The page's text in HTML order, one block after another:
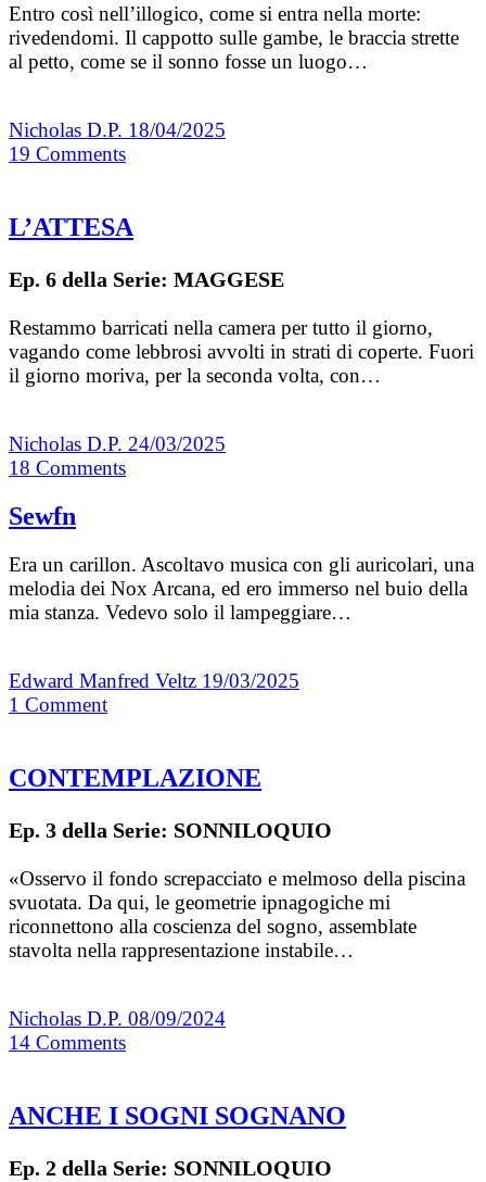
Entro così nell’illogico, come si entra nella morte:
rivedendomi. Il cappotto sulle gambe, le braccia strette
al petto, come se il sonno fosse un luogo…
Nicholas D.P. 18/04/2025
19 Comments
L’ATTESA
Ep. 6 della Serie: MAGGESE
Restammo barricati nella camera per tutto il giorno,
vagando come lebbrosi avvolti in strati di coperte. Fuori
il giorno moriva, per la seconda volta, con…
Nicholas D.P. 24/03/2025
18 Comments
Sewfn
Era un carillon. Ascoltavo musica con gli auricolari, una
melodia dei Nox Arcana, ed ero immerso nel buio della
mia stanza. Vedevo solo il lampeggiare…
Edward Manfred Veltz 19/03/2025
1 Comment
CONTEMPLAZIONE
Ep. 3 della Serie: SONNILOQUIO
«Osservo il fondo screpacciato e melmoso della piscina
svuotata. Da qui, le geometrie ipnagogiche mi
riconnettono alla coscienza del sogno, assemblate
stavolta nella rappresentazione instabile…
Nicholas D.P. 08/09/2024
14 Comments
ANCHE I SOGNI SOGNANO
Ep. 2 della Serie: SONNILOQUIO